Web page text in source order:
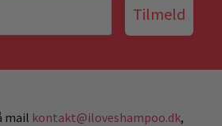
Tilmeld
mail kontakt@iloveshampoo.dk,